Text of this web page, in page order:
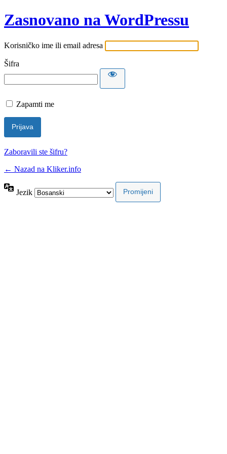
Zasnovano na WordPressu
Korisničko ime ili email adresa
Šifra
Zapamti me
Zaboravili ste šifru?
← Nazad na Kliker.info
Jezik